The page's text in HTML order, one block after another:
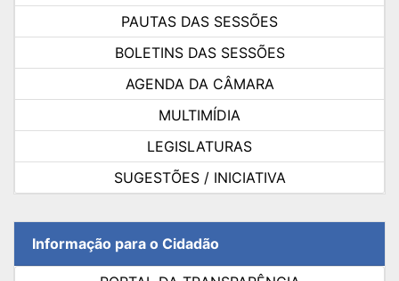
PAUTAS DAS SESSÕES
BOLETINS DAS SESSÕES
AGENDA DA CÂMARA
MULTIMÍDIA
LEGISLATURAS
SUGESTÕES / INICIATIVA
Informação para o Cidadão